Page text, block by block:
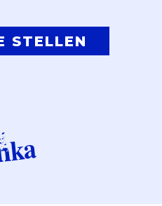
STELLEN